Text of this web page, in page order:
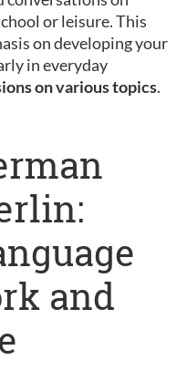
or leisure. This
on developing your
in everyday
on various topics.
and